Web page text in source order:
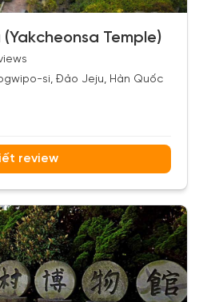
Temple)
si, Đảo Jeju, Hàn Quốc
review